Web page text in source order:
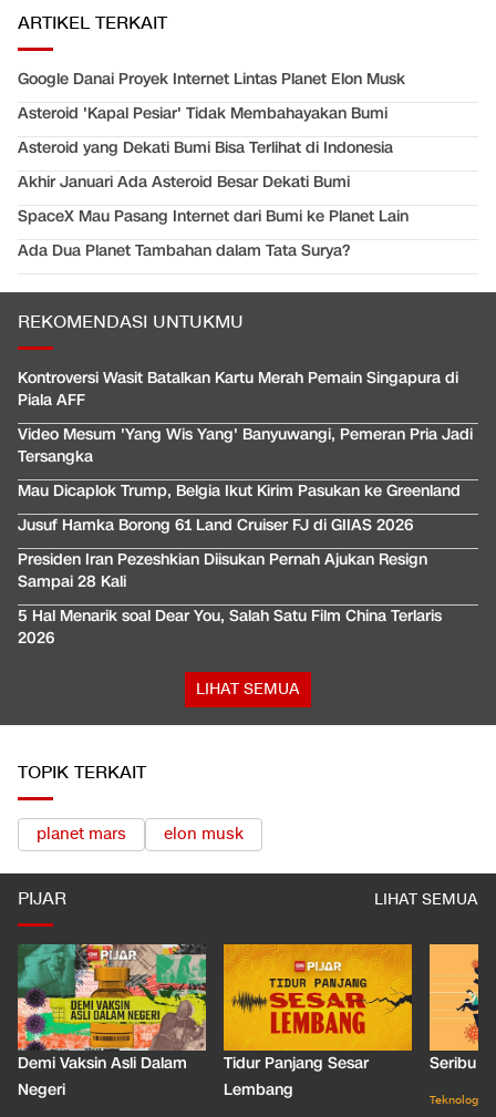
ARTIKEL TERKAIT
Google Danai Proyek Internet Lintas Planet Elon Musk
Asteroid 'Kapal Pesiar' Tidak Membahayakan Bumi
Asteroid yang Dekati Bumi Bisa Terlihat di Indonesia
Akhir Januari Ada Asteroid Besar Dekati Bumi
SpaceX Mau Pasang Internet dari Bumi ke Planet Lain
Ada Dua Planet Tambahan dalam Tata Surya?
REKOMENDASI UNTUKMU
Kontroversi Wasit Batalkan Kartu Merah Pemain Singapura di
Piala AFF
Video Mesum 'Yang Wis Yang' Banyuwangi, Pemeran Pria Jadi
Tersangka
Mau Dicaplok Trump, Belgia Ikut Kirim Pasukan ke Greenland
Jusuf Hamka Borong 61 Land Cruiser FJ di GIIAS 2026
Presiden Iran Pezeshkian Diisukan Pernah Ajukan Resign
Sampai 28 Kali
5 Hal Menarik soal Dear You, Salah Satu Film China Terlaris
2026
LIHAT SEMUA
TOPIK TERKAIT
planet mars elon musk
PIJAR LIHAT SEMUA
Demi Vaksin Asli Dalam
Negeri
Tidur Panjang Sesar
Lembang
Seribu
Teknologi